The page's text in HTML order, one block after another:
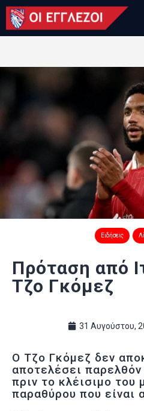
LONDON CALLING
ΚΑΤΗΓΟΡΙΕΣ
ΠΟΙΟΙ ΕΙΜΑΣΤΕ
Ειδήσεις
Πρόταση από
Τζο Γκόμεζ
31 Αυγούστου,
Ο Τζο Γκόμεζ δεν
αποτελέσει
πριν το κλέισιμο του
παραθύρου που είναι